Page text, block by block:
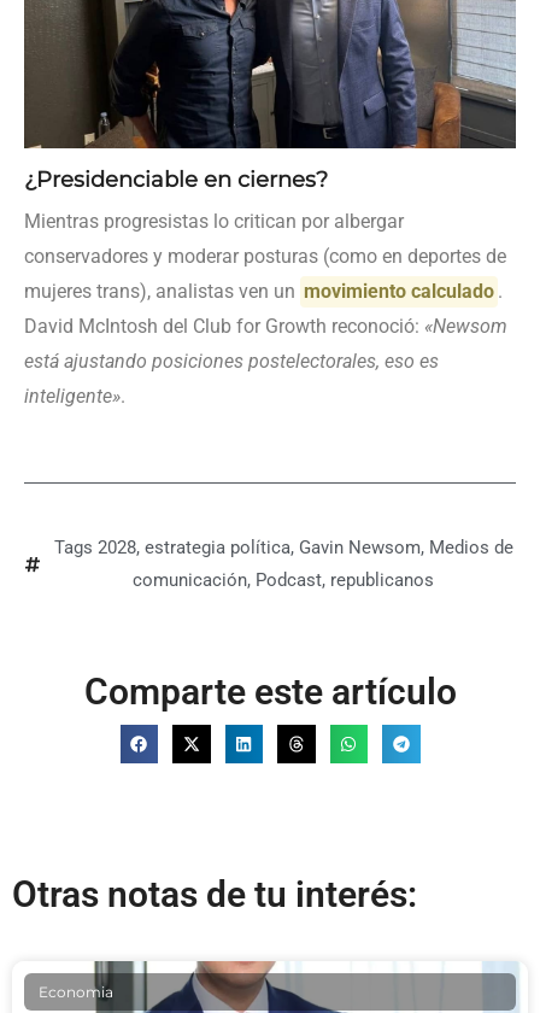
¿Presidenciable en ciernes?
Mientras progresistas lo critican por albergar
conservadores y moderar posturas (como en deportes de
mujeres trans), analistas ven un movimiento calculado .
David McIntosh del Club for Growth reconoció: «Newsom
está ajustando posiciones postelectorales, eso es
inteligente».
Tags 2028, estrategia política, Gavin Newsom, Medios de
comunicación, Podcast, republicanos
Comparte este artículo
Otras notas de tu interés:
Economia